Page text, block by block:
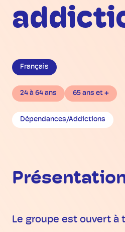
Français
24 à 64 ans 65 ans et +
Dépendances/Addictions
Le groupe est ouvert à